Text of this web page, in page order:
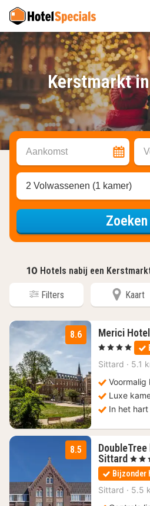
Kerstmarkt
Aankomst
2 Volwassenen (1 kamer)
Zoeken
10 Hotels nabij een
Filters Kaart
8.6 Merici
, 4 Sterren
Sittard · 5.1
Voormalig
Luxe
In het
8.5
Sittard 2
132
, 4
Bijzonder
Sittard · 5.5